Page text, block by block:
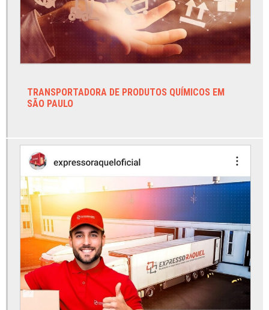
Empresas de transporte a granel
Empresas de transporte de cargas rodoviário
Empresas de transporte de químicos
Entrega de supermercado
Frete cargas rodoviárias
Frete de cargas
Frete de cargas pequenas
Frete de cargas pesadas
Frete e transporte de cargas
Frete envios diretos
TRANSPORTADORA DE PRODUTOS QUÍMICOS EM
SÃO PAULO